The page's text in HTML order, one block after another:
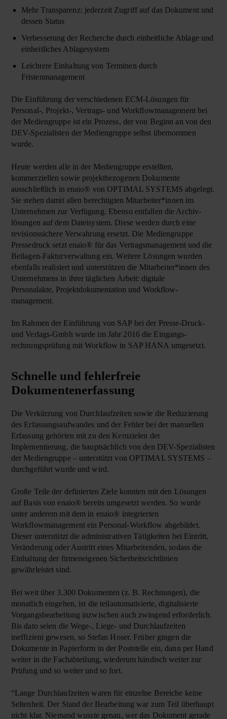
Mehr Transparenz: jederzeit Zugriff auf das Dokument und
dessen Status
Verbesserung der Recherche durch einheitliche Ablage und
einheitliches Ablagesystem
Leichtere Einhaltung von Terminen durch
Fristenmanagement
Die Einführung der verschiedenen ECM-Lösungen für
Personal-, Projekt-, Vertrags- und Workflow­management bei
der Medien­gruppe ist ein Prozess, der von Beginn an von den
DEV-Spezialisten der Medien­gruppe selbst übernommen
wurde.
Heute werden alle in der Medien­gruppe erstellten,
kommerziellen sowie projekt­bezogenen Dokumente
ausschließlich in enaio® von OPTIMAL SYSTEMS abgelegt.
Sie stehen damit allen berechtigten Mitarbeiter*innen im
Unternehmen zur Verfügung. Ebenso entfallen die Archiv­
lösungen auf dem Dateisystem. Diese werden durch eine
revisions­sichere Verwahrung ersetzt. Die Medien­gruppe
Presse­druck setzt enaio® für das Vertrags­management und die
Beilagen-Faktur­verwaltung ein. Weitere Lösungen wurden
ebenfalls realisiert und unterstützen die Mitarbeiter*innen des
Unter­nehmens in ihrer täglichen Arbeit: digitale
Personalakte, Projekt­dokumentation und Workflow­
management.
Im Rahmen der Einführung von SAP bei der Presse-Druck-
und Verlags-Gmbh wurde im Jahr 2016 die Eingangs­
rechnungs­prüfung mit Workflow in SAP HANA umgesetzt.
Schnelle und fehlerfreie
Dokumentenerfassung
Die Verkürzung von Durchlaufzeiten sowie die Reduzierung
des Erfassungsaufwandes und der Fehler bei der manuellen
Erfassung gehörten mit zu den Kernzielen der
Implementierung, die hauptsächlich von den DEV-Spezialisten
der Mediengruppe – unterstützt von OPTIMAL SYSTEMS –
durchgeführt wurde und wird.
Große Teile der definierten Ziele konnten mit den Lösungen
auf Basis von enaio® bereits umgesetzt werden. So wurde
unter anderem mit dem in enaio® integrierten
Workflowmanagement ein Personal-Workflow abgebildet.
Dieser unterstützt die administrativen Tätigkeiten bei Eintritt,
Veränderung oder Austritt eines Mitarbeitenden, sodass die
Einhaltung der firmeneigenen Sicherheitsrichtlinien
gewährleistet sind.
Bei weit über 3.300 Dokumenten (z. B. Rechnungen), die
monatlich eingehen, ist die teilautomatisierte, digitalisierte
Vorgangsbearbeitung inzwischen auch zwingend erforderlich.
Bis dato seien die Wege-, Liege- und Durchlaufzeiten
ineffizient gewesen, so Stefan Hoser. Früher gingen die
Dokumente in Papierform in der Poststelle ein, dann per Hand
weiter in die Fachabteilung, wiederum händisch weiter zur
Prüfung und so weiter und so fort.
“Lange Durchlaufzeiten waren für einzelne Bereiche keine
Seltenheit. Der Stand der Bearbeitung war zum Teil überhaupt
nicht klar. Niemand wusste genau, wer das Dokument gerade